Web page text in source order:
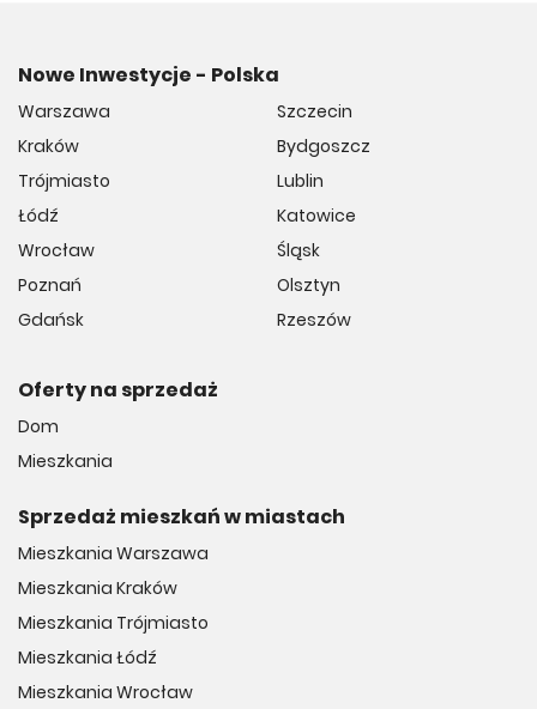
Nowe Inwestycje - Polska
Warszawa
Kraków
Trójmiasto
Łódź
Wrocław
Poznań
Gdańsk
Szczecin
Bydgoszcz
Lublin
Katowice
Śląsk
Olsztyn
Rzeszów
Oferty na sprzedaż
Dom
Mieszkania
Sprzedaż mieszkań w miastach
Mieszkania Warszawa
Mieszkania Kraków
Mieszkania Trójmiasto
Mieszkania Łódź
Mieszkania Wrocław